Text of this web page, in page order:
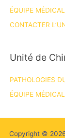
ÉQUIPE
CONTACTER
Unité de
PATHOLOGIES
ÉQUIPE
Copyright ©